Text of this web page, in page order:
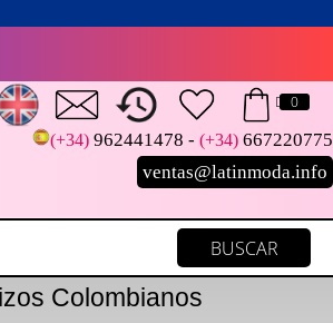
0
(+34)962441478 - (+34)667220775
ventas@latinmoda.info
Colombianos